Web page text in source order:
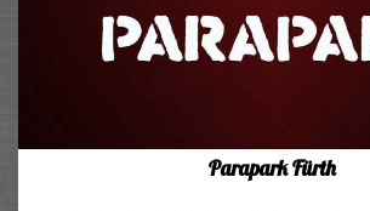
Parapark Fürth